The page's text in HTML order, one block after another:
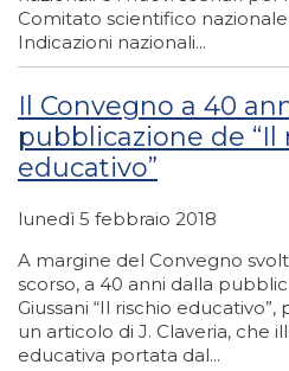
Comitato scientifico
Indicazioni nazionali...
Il Convegno a 40
pubblicazione de “Il
educativo”
lunedì 5 febbraio 2018
A margine del Convegno
scorso, a 40 anni dalla
Giussani “Il rischio
un articolo di J. Claveria, che
educativa portata dal...